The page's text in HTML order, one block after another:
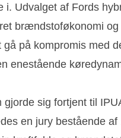
i. Udvalget af Fords
brændstoføkonomi og
gå på kompromis med
enestående
gjorde sig fortjent til
en jury bestående af